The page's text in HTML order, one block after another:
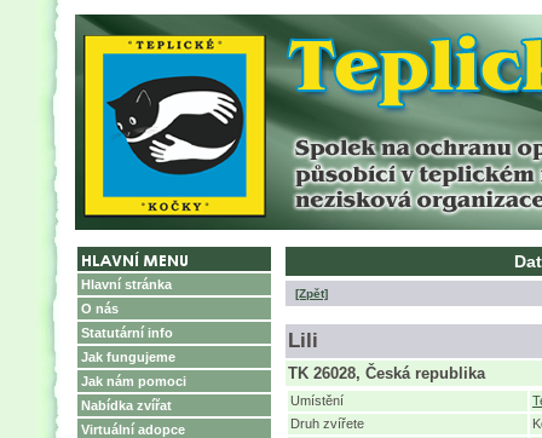
Hlavní stránka
O nás
Statutární info
Jak fungujeme
Jak nám pomoci
Nabídka zvířat
Virtuální adopce
[Zpět]
Lili
TK 26028, Česká republika
Umístění
Druh zvířete